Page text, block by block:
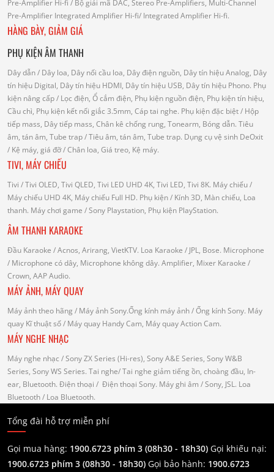
Pre-Amplifier Hi-fi / Bộ giải mã DAC, Stereo Pre-Amplifiers, Multi-Channel
Pre-Amplifier Integrated Amplifier Hi-fi/ Integrated Amplifier Hi-fi.
HÀNG BÀY, GIẢM GIÁ
PHỤ KIỆN ÂM THANH
Dây dẫn/ Dây loa, Dây nối cầu loa, Dây điện nguồn, Dây tín hiệu Analog, Dây
tín hiệu Digital, Dây tín hiệu HDMI, Dây tín hiệu USB, Dây tín hiệu Phono. Phụ
kiện nâng cấp/ Lọc điện, Ổ cắm điện, Phụ kiện nguồn điện, Phụ kiện tín hiệu,
Cầu chì, Phụ kiện kết nối giắc 3.5mm, Cáp tai nghe. Phụ kiện đặc biệt/ Hộp
tiếp mass, Dây tiếp mass, Chân kê chống rung, Tonearm, Bóng dẫn. Tiêu
âm, tán âm, Tube trap/ Tiêu âm, tán âm, Tube trap. Dụng cụ vệ sinh DeOxit
/ Kệ máy, giá đỡ/ Chân loa, Giá treo, Kệ máy.
TIVI, MÁY CHIẾU
Tivi / Tivi OLED, Tivi QLED, Tivi LED UHD 4K, Tivi LED, Tivi 8K. Máy chiếu/
Máy chiếu UHD 4K, Máy chiếu Full HD. Phụ kiện/ Kính 3D, Màn chiếu, Loa
thanh. Máy chơi game / Sony Playstation, Phụ kiện PlayStation.
ÂM THANH KARAOKE
Đầu Karaoke / Acnos, Arirang, VietKTV. Loa Karaoke / JPL, Bose. Microphone
/ Microphone có dây, Microphone không dây. Amplifier, Mixer Karaoke /
Crown, AAP Audio.
MÁY ẢNH, MÁY QUAY
Máy ảnh theo hãng / Máy ảnh Sony.Ống kính máy ảnh / Ống kính Sony. Máy
quay Kĩ thuật số/ Máy quay Handy Cam, Máy quay Action Cam.
MÁY NGHE NHẠC
Máy nghe nhạc / Sony ZX Series (Hi-res), Sony A&E Series, Sony W&B
Series, Sony WS Series. Tai nghe/ Tai nghe giảm tiếng ồn, choàng đầu, In-
ear, Bluetooth. Điện thoại / Điện thoại Sony. Máy ghi âm / Sony, JSL. Loa
Bluetooth/ Loa Bluetooth.
Tổng đài hỗ trợ miễn phí
Gọi mua hàng: 1900.6723 phím 3 (08h30 - 18h30) Gọi khiếu nại:
1900.6723 phím 3 (08h30 - 18h30) Gọi bảo hành: 1900.6723